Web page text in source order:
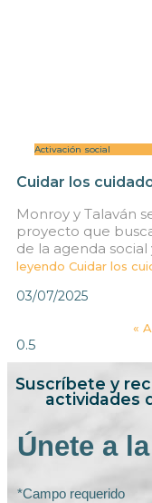
Activación social
Cuidar los
Monroy y Talaván
proyecto que
de la agenda
leyendo Cuidar los
03/07/2025
«
Suscríbete y
actividades
Únete a
*Campo requerido